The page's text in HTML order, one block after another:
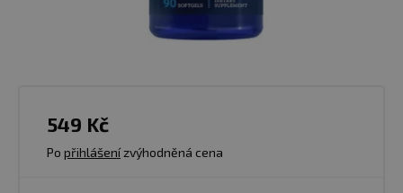
549 Kč
Po přihlášenízvýhodněná cena